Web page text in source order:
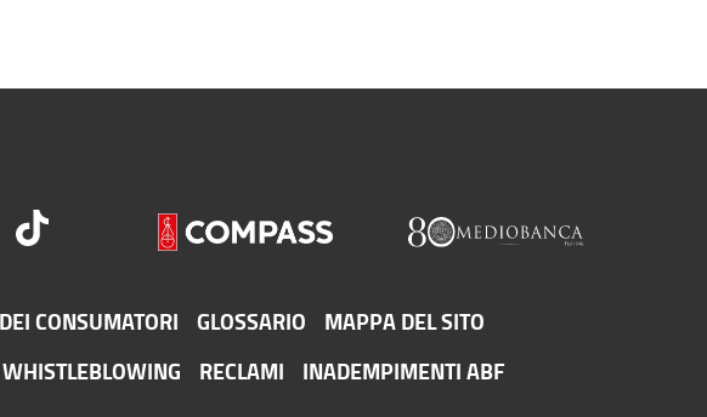
CONSUMATORI GLOSSARIO
MAPPA DEL SITO
WHISTLEBLOWING RECLAMI
INADEMPIMENTI ABF